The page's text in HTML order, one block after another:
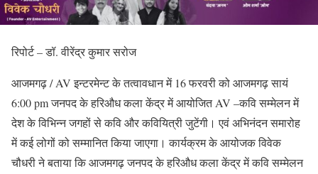
रिपोर्ट – डॉ. वीरेंद्र कुमार सरोज
आजमगढ़ / AV इन्टरमेन्ट के तत्वावधान में 16 फरवरी को आजमगढ़ सायं
6:00 pm जनपद के हरिऔध कला केंद्र में आयोजित AV –कवि सम्मेलन में
देश के विभिन्न जगहों से कवि और कवियित्री जुटेंगी। एवं अभिनंदन समारोह
में कई लोगों को सम्मानित किया जाएगा। कार्यक्रम के आयोजक विवेक
चौधरी ने बताया कि आजमगढ़ जनपद के हरिऔध कला केंद्र में कवि सम्मेलन